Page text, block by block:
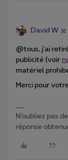
David W
@tous, j’ai
publicité (voir
matériel
Merci pour
N’oubliez pas
réponse